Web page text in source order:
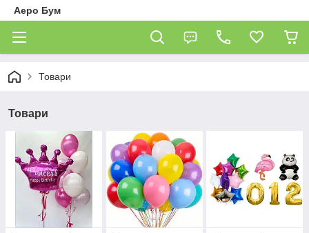
Аеро Бум
Товари
Товари